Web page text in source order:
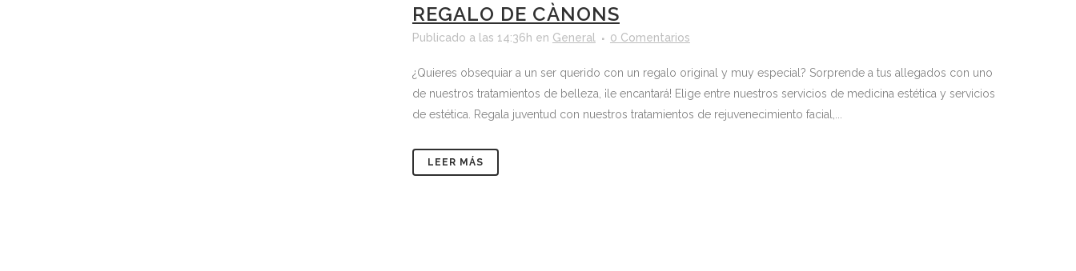
REGALO DE CÀNONS
Publicado a las 14:36h en General 0 Comentarios
¿Quieres obsequiar a un ser querido con un regalo original y muy especial? Sorprende a tus allegados con uno
de nuestros tratamientos de belleza, ¡le encantará! Elige entre nuestros servicios de medicina estética y servicios
de estética. Regala juventud con nuestros tratamientos de rejuvenecimiento facial,...
LEER MÁS